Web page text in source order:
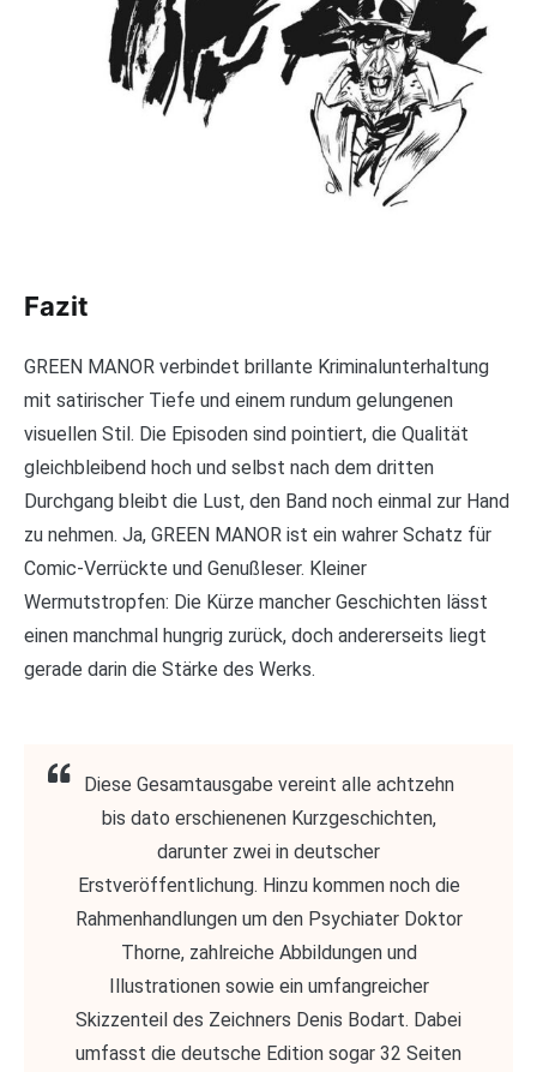
Fazit
GREEN MANOR verbindet brillante Kriminalunterhaltung
mit satirischer Tiefe und einem rundum gelungenen
visuellen Stil. Die Episoden sind pointiert, die Qualität
gleichbleibend hoch und selbst nach dem dritten
Durchgang bleibt die Lust, den Band noch einmal zur Hand
zu nehmen. Ja, GREEN MANOR ist ein wahrer Schatz für
Comic-Verrückte und Genußleser. Kleiner
Wermutstropfen: Die Kürze mancher Geschichten lässt
einen manchmal hungrig zurück, doch andererseits liegt
gerade darin die Stärke des Werks.
Diese Gesamtausgabe vereint alle achtzehn
bis dato erschienenen Kurzgeschichten,
darunter zwei in deutscher
Erstveröffentlichung. Hinzu kommen noch die
Rahmenhandlungen um den Psychiater Doktor
Thorne, zahlreiche Abbildungen und
Illustrationen sowie ein umfangreicher
Skizzenteil des Zeichners Denis Bodart. Dabei
umfasst die deutsche Edition sogar 32 Seiten